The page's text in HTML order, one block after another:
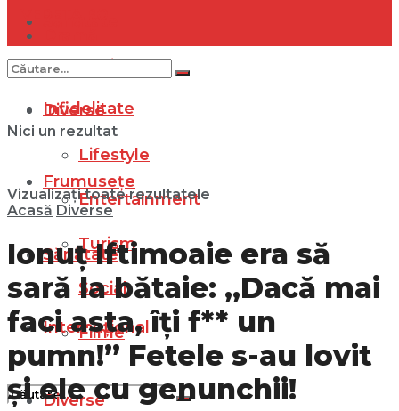
Internațional
Diverse
Lifestyle
Entertainment
Turism
Social
Filme
Infidelitate
Frumusețe
Sănătate
Internațional
Diverse
Nici un rezultat
Vizualizați toate rezultatele
Acasă Diverse
Ionuț Iftimoaie era să
sară la bătaie: „Dacă mai
faci asta, îți f** un
pumn!” Fetele s-au lovit
și ele cu genunchii!